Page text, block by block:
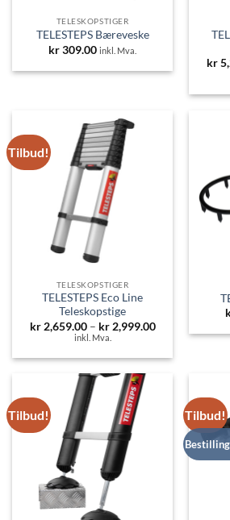
TELESKOPSTIGER
TELESTEPS Bæreveske
kr309.00 inkl. Mva.
kr
Tilbud!
TELESKOPSTIGER
TELESTEPS Eco Line
Teleskopstige
kr2,659.00 – kr2,999.00Prisområde:
kr 2,659.00
kr 2,999.00
inkl. Mva.
Tilbud! Tilbud!